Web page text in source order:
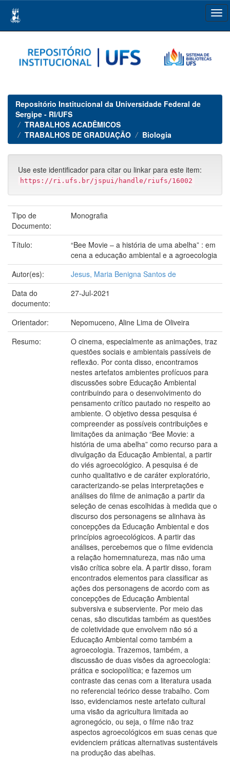
navigation
Repositório Institucional da Universidade Federal de
Sergipe - RI/UFS
TRABALHOS ACADÊMICOS
TRABALHOS DE GRADUAÇÃO
Biologia
Use este identificador para citar ou linkar para este item:
https://ri.ufs.br/jspui/handle/riufs/16002
Tipo de
Documento:
Monografia
Título:
“Bee Movie – a história de uma abelha” : em
cena a educação ambiental e a agroecologia
Autor(es):
Jesus, Maria Benigna Santos de
Data do
documento:
27-Jul-2021
Orientador:
Nepomuceno, Aline Lima de Oliveira
Resumo:
O cinema, especialmente as animações, traz
questões sociais e ambientais passíveis de
reflexão. Por conta disso, encontramos
nestes artefatos ambientes profícuos para
discussões sobre Educação Ambiental
contribuindo para o desenvolvimento do
pensamento crítico pautado no respeito ao
ambiente. O objetivo dessa pesquisa é
compreender as possíveis contribuições e
limitações da animação “Bee Movie: a
história de uma abelha” como recurso para a
divulgação da Educação Ambiental, a partir
do viés agroecológico. A pesquisa é de
cunho qualitativo e de caráter exploratório,
caracterizando-se pelas interpretações e
análises do filme de animação a partir da
seleção de cenas escolhidas à medida que o
discurso dos personagens se alinhava às
concepções da Educação Ambiental e dos
princípios agroecológicos. A partir das
análises, percebemos que o filme evidencia
a relação homemnatureza, mas não uma
visão crítica sobre ela. A partir disso, foram
encontrados elementos para classificar as
ações dos personagens de acordo com as
concepções de Educação Ambiental
subversiva e subserviente. Por meio das
cenas, são discutidas também as questões
de coletividade que envolvem não só a
Educação Ambiental como também a
agroecologia. Trazemos, também, a
discussão de duas visões da agroecologia:
prática e sociopolítica; e fazemos um
contraste das cenas com a literatura usada
no referencial teórico desse trabalho. Com
isso, evidenciamos neste artefato cultural
uma visão da agricultura limitada ao
agronegócio, ou seja, o filme não traz
aspectos agroecológicos em suas cenas que
evidenciem práticas alternativas sustentáveis
na produção das abelhas.